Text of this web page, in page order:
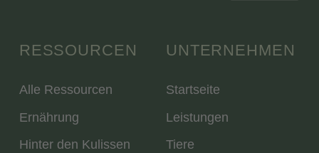
RESSOURCEN
Alle Ressourcen
Ernährung
Hinter den Kulissen
UNTERNEHMEN
Startseite
Leistungen
Tiere